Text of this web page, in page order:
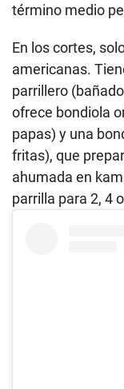
término medio
En los cortes,
americanas.
parrillero
ofrece bondiola
papas) y una
fritas), que
ahumada en
parrilla para 2, 4